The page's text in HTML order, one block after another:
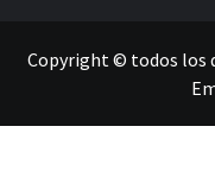
Copyright © todos los